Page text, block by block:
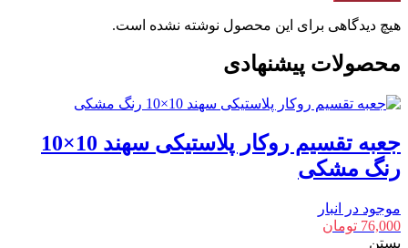
هیچ دیدگاهی برای این محصول نوشته نشده است.
محصولات پیشنهادی
جعبه تقسیم روکار پلاستیکی سهند 10×10
رنگ مشکی
موجود در انبار
76,000 تومان
بستن